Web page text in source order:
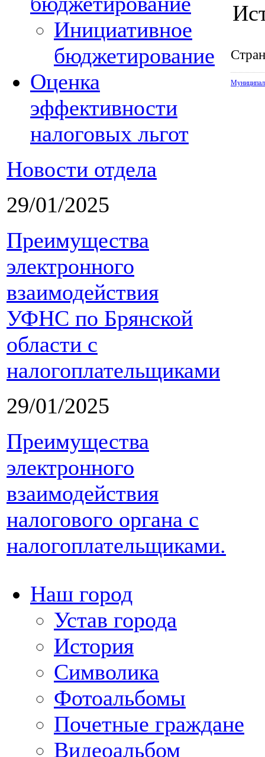
Инициативное
бюджетирование
Оценка
эффективности
налоговых льгот
Новости отдела
29/01/2025
Преимущества
электронного
взаимодействия
УФНС по Брянской
области с
налогоплательщиками
29/01/2025
Преимущества
электронного
взаимодействия
налогового органа с
налогоплательщиками.
Наш город
Устав города
История
Символика
Фотоальбомы
Почетные граждане
Видеоальбом